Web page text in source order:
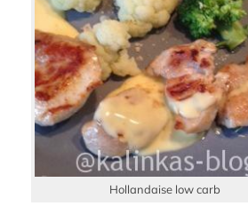
Hollandaise low carb